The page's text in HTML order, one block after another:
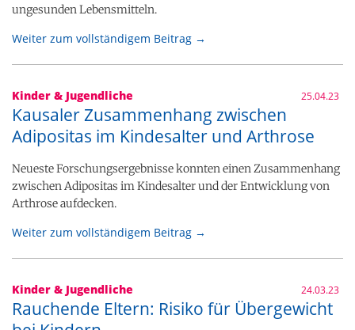
ungesunden Lebensmitteln.
Weiter zum vollständigem Beitrag →
Kinder & Jugendliche 25.04.23
Kausaler Zusammenhang zwischen
Adipositas im Kindesalter und Arthrose
Neueste Forschungsergebnisse konnten einen Zusammenhang
zwischen Adipositas im Kindesalter und der Entwicklung von
Arthrose aufdecken.
Weiter zum vollständigem Beitrag →
Kinder & Jugendliche 24.03.23
Rauchende Eltern: Risiko für Übergewicht